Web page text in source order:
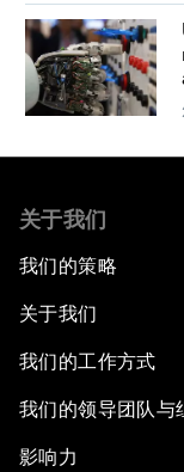
关于我们
我们的策略
关于我们
我们的工作方式
我们的领导团队与
影响力